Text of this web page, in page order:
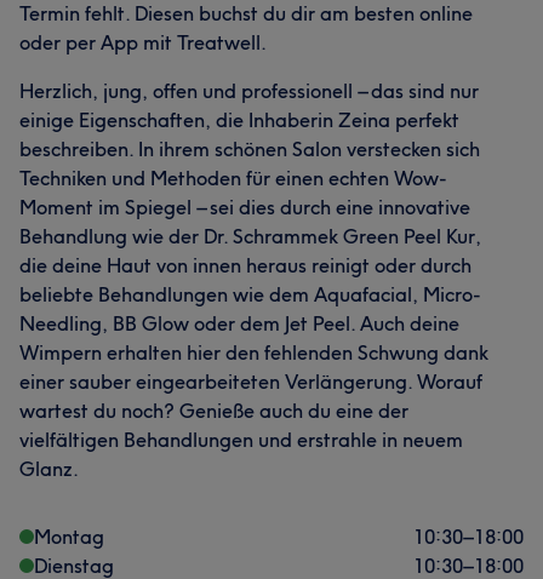
Termin fehlt. Diesen buchst du dir am besten online
oder per App mit Treatwell.
Herzlich, jung, offen und professionell – das sind nur
einige Eigenschaften, die Inhaberin Zeina perfekt
beschreiben. In ihrem schönen Salon verstecken sich
Techniken und Methoden für einen echten Wow-
Moment im Spiegel – sei dies durch eine innovative
Behandlung wie der Dr. Schrammek Green Peel Kur,
die deine Haut von innen heraus reinigt oder durch
beliebte Behandlungen wie dem Aquafacial, Micro-
Needling, BB Glow oder dem Jet Peel. Auch deine
Wimpern erhalten hier den fehlenden Schwung dank
einer sauber eingearbeiteten Verlängerung. Worauf
wartest du noch? Genieße auch du eine der
vielfältigen Behandlungen und erstrahle in neuem
Glanz.
Montag 10:30–18:00
Dienstag
10:30–18:00